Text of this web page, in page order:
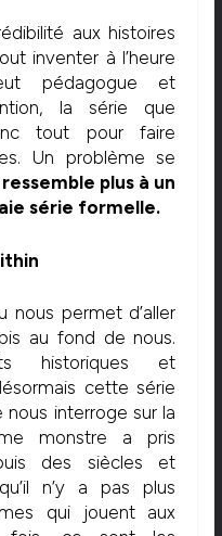
aux histoires
inventer à l’heure
pédagogue et
la série que
tout pour faire
Un problème se
plus à un
série formelle.
nous permet d’aller
au fond de nous.
historiques et
cette série
interroge sur la
monstre a pris
des siècles et
n’y a pas plus
qui jouent aux